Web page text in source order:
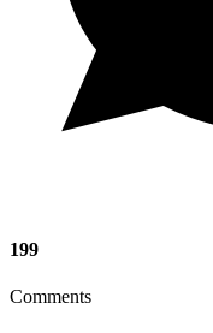
199
Comments